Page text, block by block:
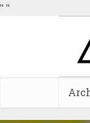
" "